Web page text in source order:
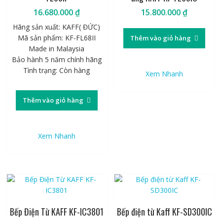
16.680.000₫
Hãng sản xuất: KAFF( ĐỨC)
Mã sản phẩm: KF-FL68II
Made in Malaysia
Bảo hành 5 năm chính hãng
Tình trạng: Còn hàng
Thêm vào giỏ hàng
Xem Nhanh
15.800.000₫
Thêm vào giỏ hàng
Xem Nhanh
Bếp Điện Từ KAFF KF-IC3801 Bếp điện từ Kaff KF-SD300IC